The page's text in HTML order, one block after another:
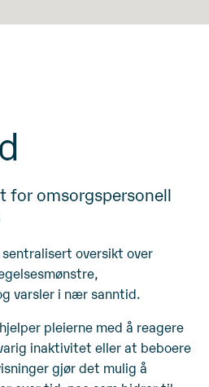
for omsorgspersonell
sentralisert oversikt over
varsler i nær sanntid.
pleierne med å reagere
inaktivitet eller at beboere
gjør det mulig å